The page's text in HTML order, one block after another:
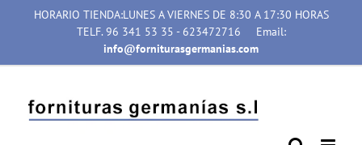
HORARIO TIENDA:LUNES A VIERNES DE 8:30 A 17:30 HORAS
TELF. 96 341 53 35 - 623472716
Email:
info@forniturasgermanias.com